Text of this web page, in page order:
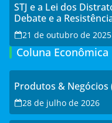
STJ e a Lei dos
Debate e a
21 de outubro de 2025
Coluna Econômica
Produtos & Negócios
28 de julho de 2026